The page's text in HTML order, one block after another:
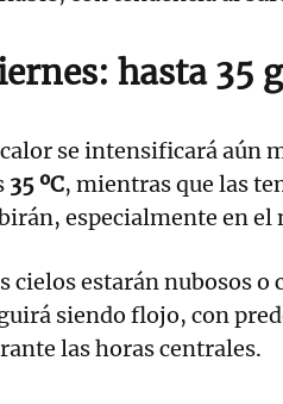
hasta 35
se intensificará aún
35 ºC, mientras que las
especialmente en el
cielos estarán nubosos
siendo flojo, con
las horas centrales.